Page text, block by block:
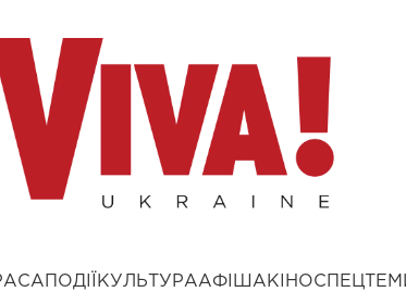
ПОДІЇ КУЛЬТУРААФІША КІНО